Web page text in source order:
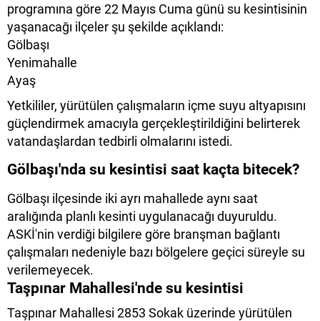
programına göre 22 Mayıs Cuma günü su kesintisinin
yaşanacağı ilçeler şu şekilde açıklandı:
Gölbaşı
Yenimahalle
Ayaş
Yetkililer, yürütülen çalışmaların içme suyu altyapısını
güçlendirmek amacıyla gerçekleştirildiğini belirterek
vatandaşlardan tedbirli olmalarını istedi.
Gölbaşı'nda su kesintisi saat kaçta bitecek?
Gölbaşı ilçesinde iki ayrı mahallede aynı saat
aralığında planlı kesinti uygulanacağı duyuruldu.
ASKİ'nin verdiği bilgilere göre branşman bağlantı
çalışmaları nedeniyle bazı bölgelere geçici süreyle su
verilemeyecek.
Taşpınar Mahallesi'nde su kesintisi
Taşpınar Mahallesi 2853 Sokak üzerinde yürütülen